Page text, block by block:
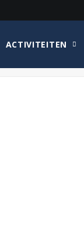
ACTIVITEITEN
Home